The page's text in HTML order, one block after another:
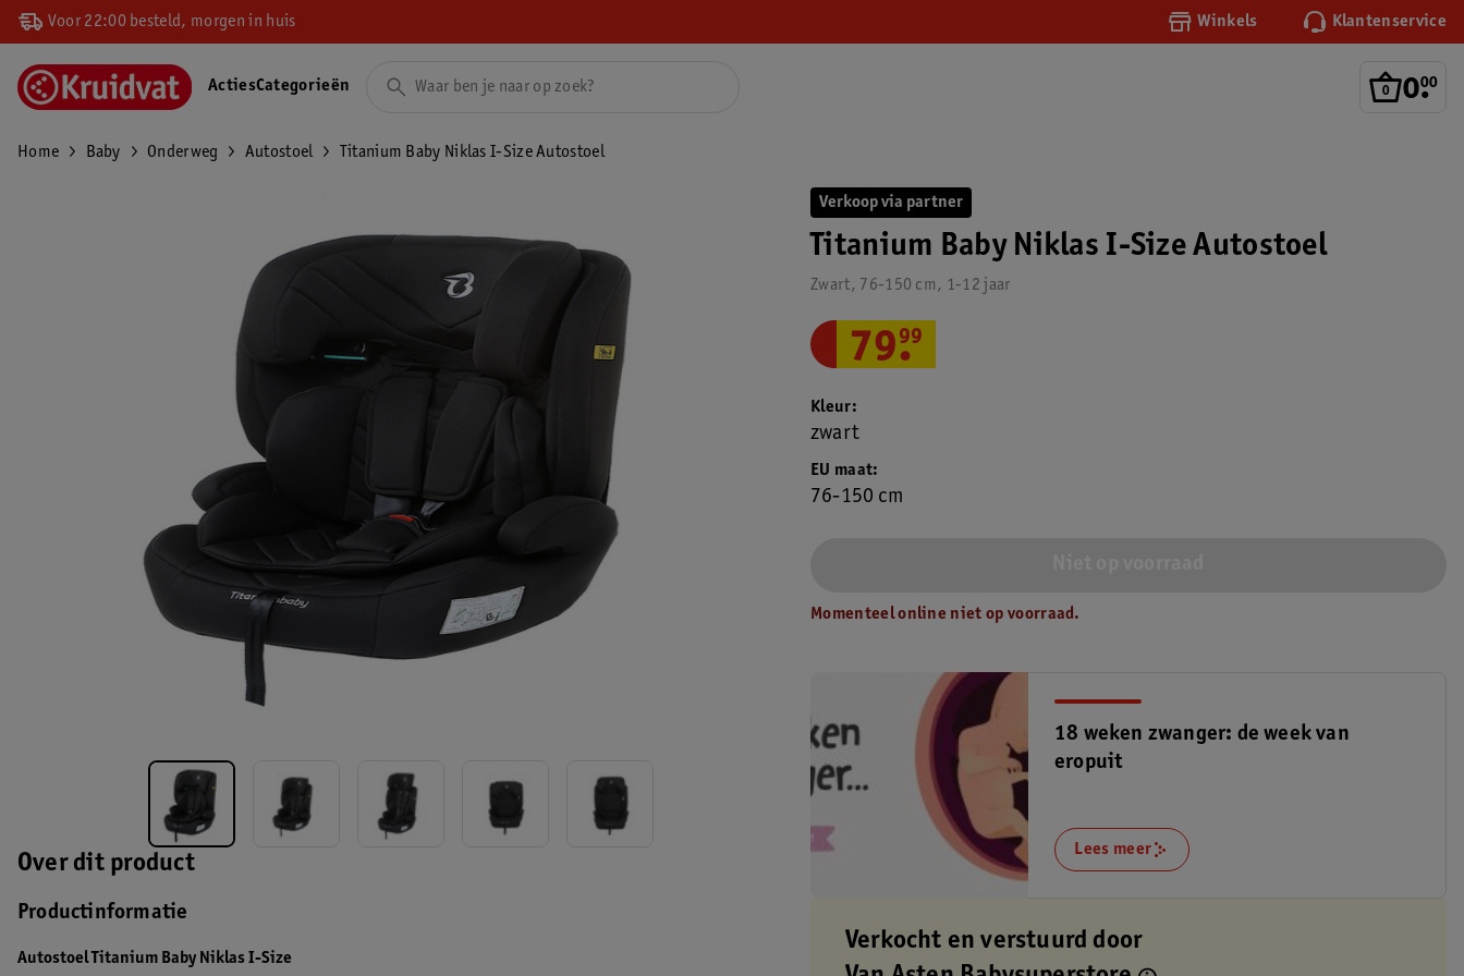
Voor 22:00 besteld, morgen in huis Winkels Klantenservice
0.
00
ActiesCategorieën
Home Baby Onderweg Autostoel Titanium Baby Niklas I-Size Autostoel
Over dit product
Productinformatie
Autostoel Titanium Baby Niklas I-Size
Verkoop via partner
Titanium Baby Niklas I-Size Autostoel
Zwart, 76-150 cm, 1-12 jaar
79.
99
EU maat
76-150 cm
Kleur
zwart
Momenteel online niet op voorraad.
18 weken zwanger: de week van
eropuit
Lees meer
Verkocht en verstuurd door